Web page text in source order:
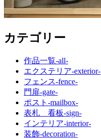
カテゴリー
作品一覧-all-
エクステリア-exterior-
フェンス-fence-
門扉-gate-
ポスト -mailbox-
表札 看板-sign-
インテリア-interior-
装飾-decoration-